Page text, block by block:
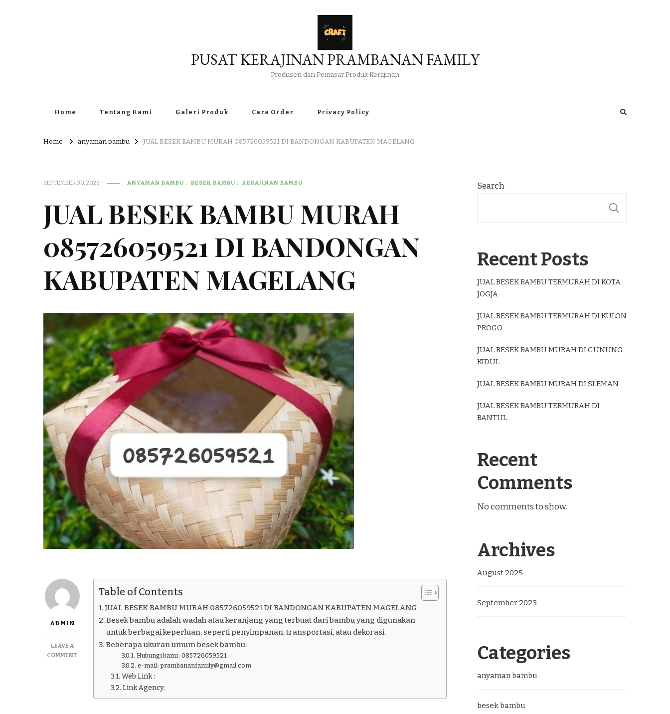
PUSAT KERAJINAN PRAMBANAN FAMILY
Produsen dan Pemasar Produk Kerajinan
Home Tentang Kami Galeri Produk Cara Order Privacy Policy
Home anyaman bambu JUAL BESEK BAMBU MURAH 085726059521 DI BANDONGAN KABUPATEN MAGELANG
SEPTEMBER 30, 2023 ANYAMAN BAMBU BESEK BAMBU KERAJINAN BAMBU
JUAL BESEK BAMBU MURAH
085726059521 DI BANDONGAN
KABUPATEN MAGELANG
ADMIN
LEAVE A
COMMENT
Table of Contents
JUAL BESEK BAMBU MURAH 085726059521 DI BANDONGAN KABUPATEN MAGELANG
Besek bambu adalah wadah atau keranjang yang terbuat dari bambu yang digunakan
untuk berbagai keperluan, seperti penyimpanan, transportasi, atau dekorasi.
Beberapa ukuran umum besek bambu:
Hubungi kami : 085726059521
e-mail : prambananfamily@gmail.com
Web Link :
Link Agency:
Search
Recent Posts
JUAL BESEK BAMBU TERMURAH DI KOTA
JOGJA
JUAL BESEK BAMBU TERMURAH DI KULON
PROGO
JUAL BESEK BAMBU MURAH DI GUNUNG
KIDUL
JUAL BESEK BAMBU MURAH DI SLEMAN
JUAL BESEK BAMBU TERMURAH DI
BANTUL
Recent
Comments
No comments to show.
Archives
August 2025
September 2023
Categories
anyaman bambu
besek bambu